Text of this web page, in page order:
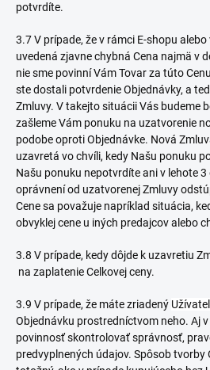
potvrdíte.
3.7 V prípade, že v rámci E-shopu
uvedená zjavne chybná Cena najmä v
nie sme povinní Vám Tovar za túto
ste dostali potvrdenie Objednávky, a
Zmluvy. V takejto situácii Vás budeme
zašleme Vám ponuku na uzatvorenie
podobe oproti Objednávke. Nová
uzavretá vo chvíli, kedy Našu ponuku
Našu ponuku nepotvrdíte ani v lehote
oprávnení od uzatvorenej Zmluvy
Cene sa považuje napríklad situácia,
obvyklej cene u iných predajcov alebo
3.8 V prípade, kedy dôjde k uzavretiu
na zaplatenie Celkovej ceny.
3.9 V prípade, že máte zriadený
Objednávku prostredníctvom neho. Aj
povinnosť skontrolovať správnosť,
predvyplnených údajov. Spôsob tvorby